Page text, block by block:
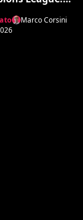
Marco Corsini